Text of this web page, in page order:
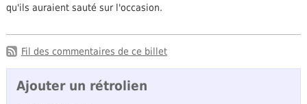
qu'ils auraient sauté sur l'occasion.
Fil des commentaires de ce billet
Ajouter un rétrolien